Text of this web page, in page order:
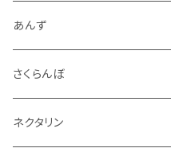
4.5kg～5kg
9kg～10kg
秋映
シナノスイート
紅玉
ジャム
スパイス
ドライフルーツ
あんず
さくらんぼ
ネクタリン